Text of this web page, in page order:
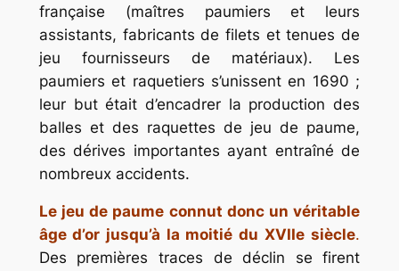
française (maîtres paumiers et leurs
assistants, fabricants de filets et tenues de
jeu fournisseurs de matériaux). Les
paumiers et raquetiers s’unissent en 1690 ;
leur but était d’encadrer la production des
balles et des raquettes de jeu de paume,
des dérives importantes ayant entraîné de
nombreux accidents.
Le jeu de paume connut donc un véritable
âge d’or jusqu’à la moitié du XVIIe siècle.
Des premières traces de déclin se firent